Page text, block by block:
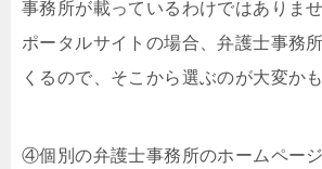
事務所が載っているわけではありませ
ポータルサイトの場合、弁護士事務
くるので、そこから選ぶのが大変か
④個別の弁護士事務所のホームペー